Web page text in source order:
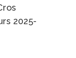
2025-